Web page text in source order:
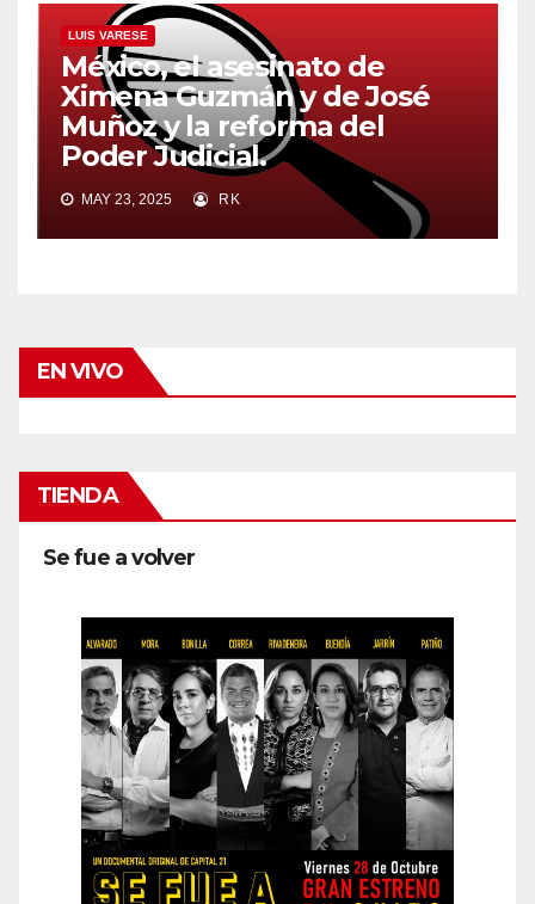
LUIS VARESE
México, el asesinato de
Ximena Guzmán y de José
Muñoz y la reforma del
Poder Judicial.
MAY 23, 2025 RK
EN VIVO
TIENDA
Se fue a volver